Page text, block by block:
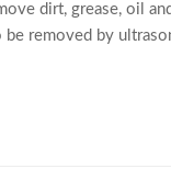
dirt, grease, oil
be removed by